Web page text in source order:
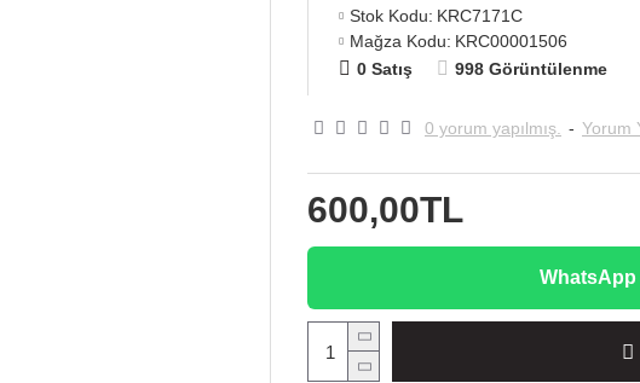
Stok Kodu: KRC7171C
Mağza Kodu: KRC00001506
0 Satış
998 Görüntülenme
0 yorum yapılmış. - Yorum
600,00TL
WhatsApp